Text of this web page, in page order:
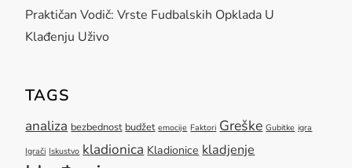
n
Praktičan Vodič: Vrste Fudbalskih Opklada U
Klađenju Uživo
TAGS
analiza bezbednost budžet emocije Faktori Greške Gubitke igra
Igrači Iskustvo kladionica Kladionice kladjenje